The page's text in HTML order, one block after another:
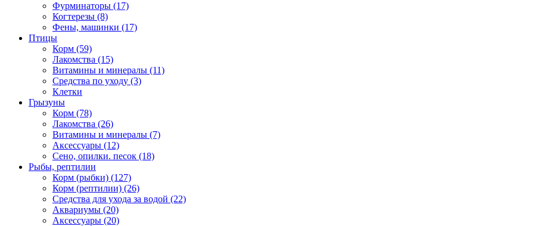
Фурминаторы (17)
Когтерезы (8)
Фены, машинки (17)
Птицы
Корм (59)
Лакомства (15)
Витамины и минералы (11)
Средства по уходу (3)
Клетки
Грызуны
Корм (78)
Лакомства (26)
Витамины и минералы (7)
Аксессуары (12)
Сено, опилки. песок (18)
Рыбы, рептилии
Корм (рыбки) (127)
Корм (рептилии) (26)
Средства для ухода за водой (22)
Аквариумы (20)
Аксессуары (20)